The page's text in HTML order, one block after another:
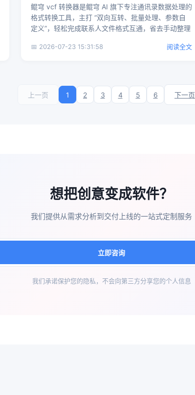
鲲穹 vcf 转换器是鲲穹 AI 旗下专注通讯录数据处理的
格式转换工具，主打 “双向互转、批量处理、参数自
定义”，轻松完成联系人文件格式互通，省去手动整理
📅 2026-07-23 15:31:58 阅读全文
上一页 1 2 3 4 5 6 下一页
想把创意变成软件？
我们提供从需求分析到交付上线的一站式定制服务
立即咨询
我们承诺保护您的隐私，不会向第三方分享您的个人信息